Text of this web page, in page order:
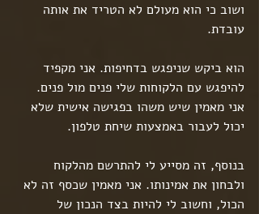
ושוב כי הוא מעולם לא הטריד את אותה
עובדת.
הוא ביקש שניפגש בדחיפות. אני מקפיד
להיפגש עם הלקוחות שלי פנים מול פנים.
אני מאמין שיש משהו בפגישה אישית שלא
יכול לעבור באמצעות שיחת טלפון.
בנוסף, זה מסייע לי להתרשם מהלקוח
ולבחון את אמינותו. אני מאמין שכסף זה לא
הכול, וחשוב לי להיות בצד הנכון של